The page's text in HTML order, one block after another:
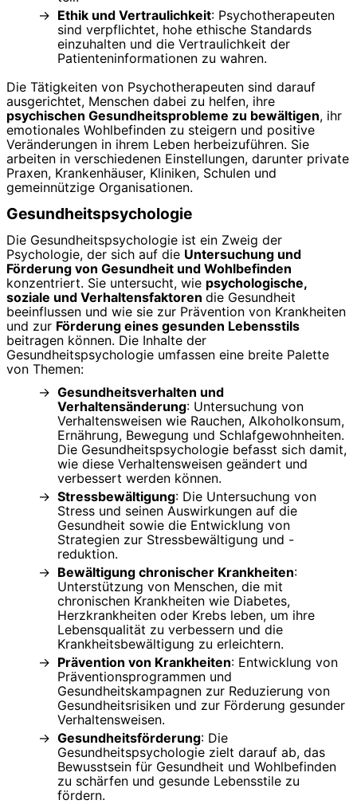
Ethik und Vertraulichkeit: Psychotherapeuten
sind verpflichtet, hohe ethische Standards
einzuhalten und die Vertraulichkeit der
Patienteninformationen zu wahren.
Die Tätigkeiten von Psychotherapeuten sind darauf
ausgerichtet, Menschen dabei zu helfen, ihre
psychischen Gesundheitsprobleme zu bewältigen, ihr
emotionales Wohlbefinden zu steigern und positive
Veränderungen in ihrem Leben herbeizuführen. Sie
arbeiten in verschiedenen Einstellungen, darunter private
Praxen, Krankenhäuser, Kliniken, Schulen und
gemeinnützige Organisationen.
Gesundheitspsychologie
Die Gesundheitspsychologie ist ein Zweig der
Psychologie, der sich auf die Untersuchung und
Förderung von Gesundheit und Wohlbefinden
konzentriert. Sie untersucht, wie psychologische,
soziale und Verhaltensfaktoren die Gesundheit
beeinflussen und wie sie zur Prävention von Krankheiten
und zur Förderung eines gesunden Lebensstils
beitragen können. Die Inhalte der
Gesundheitspsychologie umfassen eine breite Palette
von Themen:
Gesundheitsverhalten und
Verhaltensänderung: Untersuchung von
Verhaltensweisen wie Rauchen, Alkoholkonsum,
Ernährung, Bewegung und Schlafgewohnheiten.
Die Gesundheitspsychologie befasst sich damit,
wie diese Verhaltensweisen geändert und
verbessert werden können.
Stressbewältigung: Die Untersuchung von
Stress und seinen Auswirkungen auf die
Gesundheit sowie die Entwicklung von
Strategien zur Stressbewältigung und -
reduktion.
Bewältigung chronischer Krankheiten:
Unterstützung von Menschen, die mit
chronischen Krankheiten wie Diabetes,
Herzkrankheiten oder Krebs leben, um ihre
Lebensqualität zu verbessern und die
Krankheitsbewältigung zu erleichtern.
Prävention von Krankheiten: Entwicklung von
Präventionsprogrammen und
Gesundheitskampagnen zur Reduzierung von
Gesundheitsrisiken und zur Förderung gesunder
Verhaltensweisen.
Gesundheitsförderung: Die
Gesundheitspsychologie zielt darauf ab, das
Bewusstsein für Gesundheit und Wohlbefinden
zu schärfen und gesunde Lebensstile zu
fördern.